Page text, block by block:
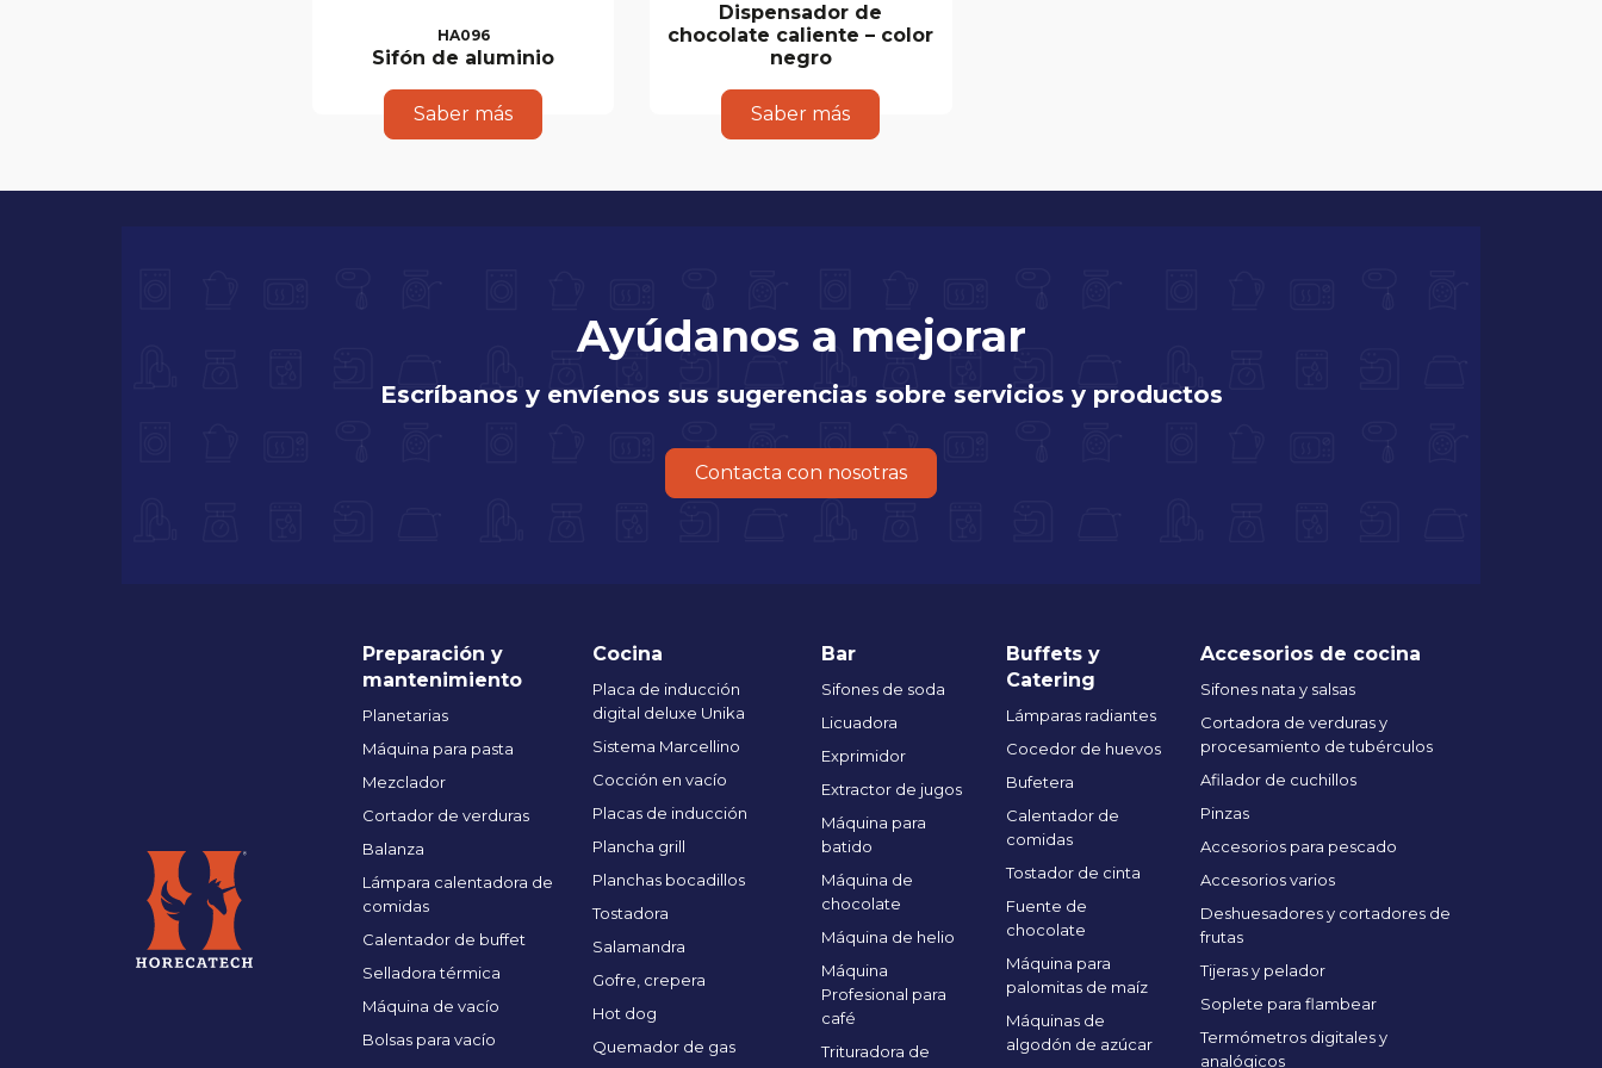
HA096
Sifón de aluminio
Saber más
Dispensador de
chocolate caliente – color
negro
Saber más
Ayúdanos a mejorar
Escríbanos y envíenos sus sugerencias sobre servicios y productos
Contacta con nosotras
Preparación y
mantenimiento
Planetarias
Máquina para pasta
Mezclador
Cortador de verduras
Balanza
Lámpara calentadora de
comidas
Calentador de buffet
Selladora térmica
Máquina de vacío
Bolsas para vacío
Cocina
Placa de inducción
digital deluxe Unika
Sistema Marcellino
Cocción en vacío
Placas de inducción
Plancha grill
Planchas bocadillos
Tostadora
Salamandra
Gofre, crepera
Hot dog
Quemador de gas
Bar
Sifones de soda
Licuadora
Exprimidor
Extractor de jugos
Máquina para
batido
Máquina de
chocolate
Máquina de helio
Máquina
Profesional para
café
Trituradora de
Buffets y
Catering
Lámparas radiantes
Cocedor de huevos
Bufetera
Calentador de
comidas
Tostador de cinta
Fuente de
chocolate
Máquina para
palomitas de maíz
Máquinas de
algodón de azúcar
Accesorios de cocina
Sifones nata y salsas
Cortadora de verduras y
procesamiento de tubérculos
Afilador de cuchillos
Pinzas
Accesorios para pescado
Accesorios varios
Deshuesadores y cortadores de
frutas
Tijeras y pelador
Soplete para flambear
Termómetros digitales y
analógicos